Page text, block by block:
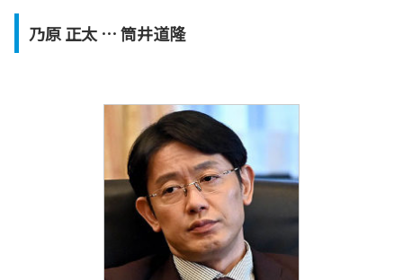
乃原 正太 … 筒井道隆